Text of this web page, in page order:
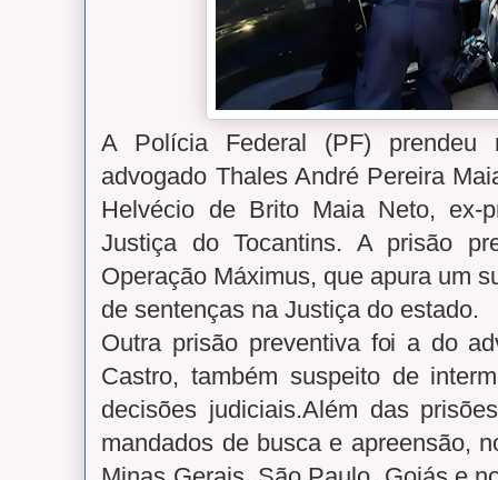
A Polícia Federal (PF) prendeu
advogado Thales André Pereira
Helvécio de Brito Maia Neto, ex-
Justiça do Tocantins. A prisão
Operação Máximus, que apura um
de sentenças na Justiça do estado.
Outra prisão preventiva foi a do
Castro, também suspeito de
decisões judiciais.Além das
mandados de busca e apreensão,